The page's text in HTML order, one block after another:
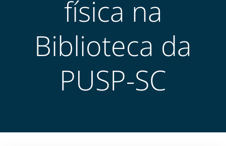
física na
Biblioteca da
PUSP-SC